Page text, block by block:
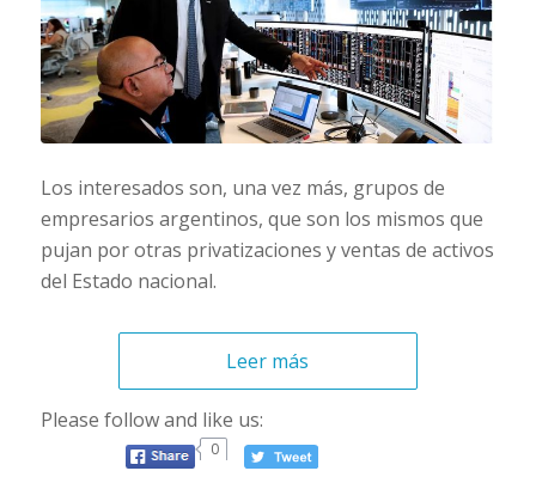
Los interesados son, una vez más, grupos de
empresarios argentinos, que son los mismos que
pujan por otras privatizaciones y ventas de activos
del Estado nacional.
Leer más
Please follow and like us:
0